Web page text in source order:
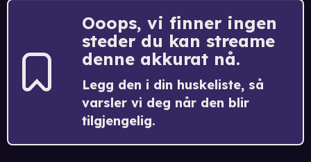
Ooops, vi finner ingen
steder du kan streame
denne akkurat nå.
Legg den i din huskeliste, så
varsler vi deg når den blir
tilgjengelig.